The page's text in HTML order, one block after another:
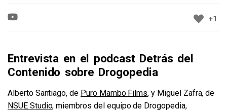
+1
Entrevista en el podcast Detrás del
Contenido sobre Drogopedia
Alberto Santiago, de Puro Mambo Films, y Miguel Zafra, de
NSUE Studio, miembros del equipo de Drogopedia,